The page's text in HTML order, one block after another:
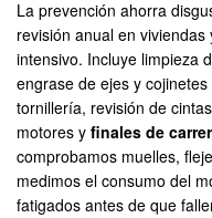
La prevención ahorra
revisión anual en
intensivo. Incluye limpieza
engrase de ejes y
tornillería, revisión de
motores y finales de
comprobamos muelles,
medimos el consumo del
fatigados antes de que